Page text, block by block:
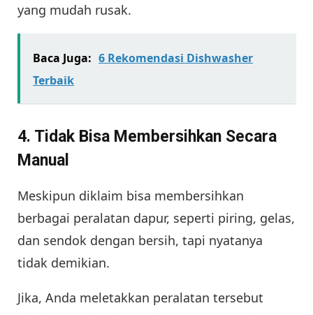
yang mudah rusak.
Baca Juga: 6 Rekomendasi Dishwasher
Terbaik
4. Tidak Bisa Membersihkan Secara
Manual
Meskipun diklaim bisa membersihkan
berbagai peralatan dapur, seperti piring, gelas,
dan sendok dengan bersih, tapi nyatanya
tidak demikian.
Jika, Anda meletakkan peralatan tersebut